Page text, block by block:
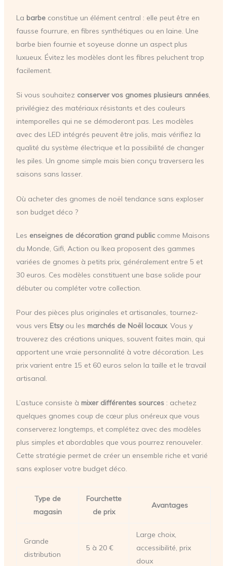
La barbeconstitue un élément central : elle peut être en
fausse fourrure, en fibres synthétiques ou en laine. Une
barbe bien fournie et soyeuse donne un aspect plus
luxueux. Évitez les modèles dont les fibres peluchent trop
facilement.
Si vous souhaitez conserver vos gnomes plusieurs années,
privilégiez des matériaux résistants et des couleurs
intemporelles qui ne se démoderont pas. Les modèles
avec des LED intégrés peuvent être jolis, mais vérifiez la
qualité du système électrique et la possibilité de changer
les piles. Un gnome simple mais bien conçu traversera les
saisons sans lasser.
Où acheter des gnomes de noël tendance sans exploser
son budget déco ?
Les enseignes de décoration grand publiccomme Maisons
du Monde, Gifi, Action ou Ikea proposent des gammes
variées de gnomes à petits prix, généralement entre 5 et
30 euros. Ces modèles constituent une base solide pour
débuter ou compléter votre collection.
Pour des pièces plus originales et artisanales, tournez-
vous vers Etsyou les marchés de Noël locaux. Vous y
trouverez des créations uniques, souvent faites main, qui
apportent une vraie personnalité à votre décoration. Les
prix varient entre 15 et 60 euros selon la taille et le travail
artisanal.
L’astuce consiste à mixer différentes sources: achetez
quelques gnomes coup de cœur plus onéreux que vous
conserverez longtemps, et complétez avec des modèles
plus simples et abordables que vous pourrez renouveler.
Cette stratégie permet de créer un ensemble riche et varié
sans exploser votre budget déco.
Type de
magasin
Fourchette
de prix
Avantages
Grande
distribution
5 à 20 €
Large choix,
accessibilité, prix
doux